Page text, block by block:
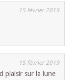
15 février 2019
15 février 2019
plaisir sur la lune